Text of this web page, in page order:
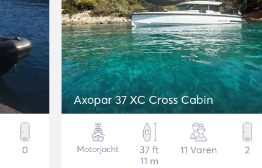
0
Axopar 37 XC Cross Cabin
Motorjacht
37 ft
11 m
11 Varen 2